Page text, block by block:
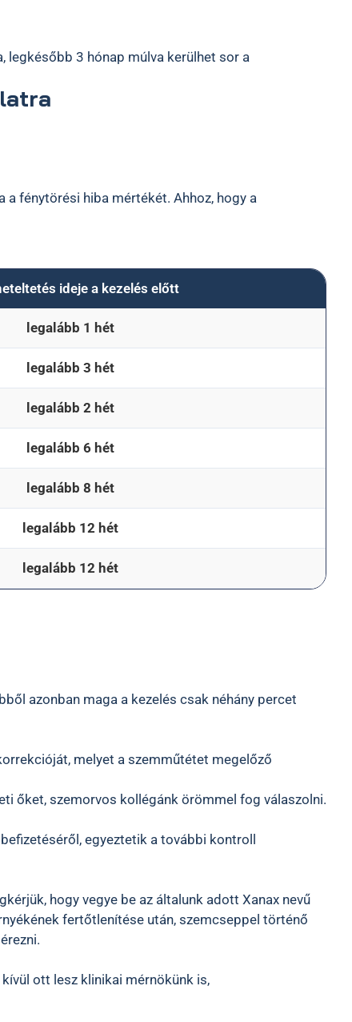
3 hónap múlva kerülhet sor a
fénytörési hiba mértékét. Ahhoz, hogy a
ideje a kezelés előtt
legalább 1 hét
legalább 3 hét
legalább 2 hét
legalább 6 hét
legalább 8 hét
legalább 12 hét
legalább 12 hét
azonban maga a kezelés csak néhány percet
melyet a szemműtétet megelőző
őket, szemorvos kollégánk örömmel fog válaszolni.
egyeztetik a további kontroll
hogy vegye be az általunk adott Xanax nevű
fertőtlenítése után, szemcseppel történő
ott lesz klinikai mérnökünk is,